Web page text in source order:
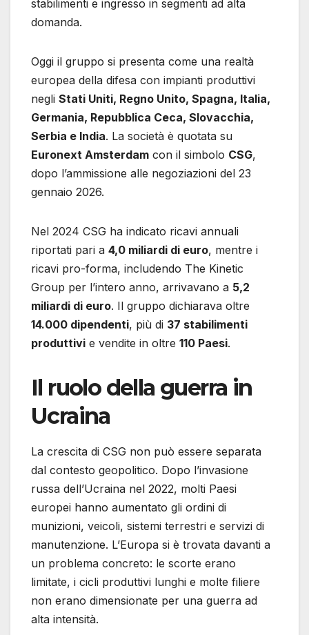
stabilimenti e ingresso in segmenti ad alta
domanda.
Oggi il gruppo si presenta come una realtà
europea della difesa con impianti produttivi
negli Stati Uniti, Regno Unito, Spagna, Italia,
Germania, Repubblica Ceca, Slovacchia,
Serbia e India. La società è quotata su
Euronext Amsterdam con il simbolo CSG,
dopo l’ammissione alle negoziazioni del 23
gennaio 2026.
Nel 2024 CSG ha indicato ricavi annuali
riportati pari a 4,0 miliardi di euro, mentre i
ricavi pro-forma, includendo The Kinetic
Group per l’intero anno, arrivavano a 5,2
miliardi di euro. Il gruppo dichiarava oltre
14.000 dipendenti, più di 37 stabilimenti
produttivi e vendite in oltre 110 Paesi.
Il ruolo della guerra in
Ucraina
La crescita di CSG non può essere separata
dal contesto geopolitico. Dopo l’invasione
russa dell’Ucraina nel 2022, molti Paesi
europei hanno aumentato gli ordini di
munizioni, veicoli, sistemi terrestri e servizi di
manutenzione. L’Europa si è trovata davanti a
un problema concreto: le scorte erano
limitate, i cicli produttivi lunghi e molte filiere
non erano dimensionate per una guerra ad
alta intensità.